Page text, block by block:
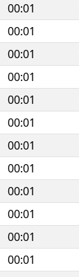
00:01
00:01
00:01
00:01
00:01
00:01
00:01
00:01
00:01
00:01
00:01
00:01